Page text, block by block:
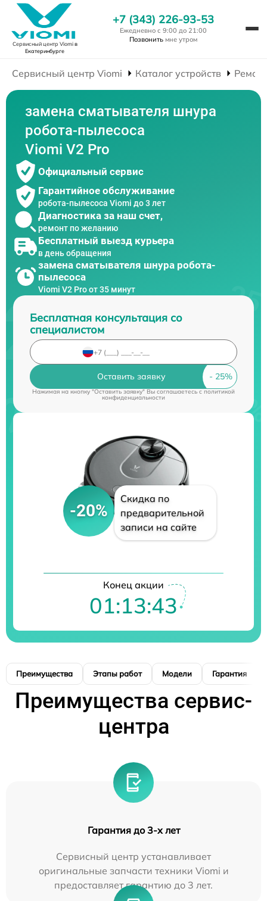
Сервисный центр Viomiв
Екатеринбурге
+7 (343) 226-93-53
Ежедневно с 9:00 до 21:00
Позвонить мне утром
Сервисный центр Viomi Каталог устройств
замена сматывателя шнура
робота-пылесоса
Viomi V2 Pro
Официальный сервис
Гарантийное обслуживание
робота-пылесоса Viomi до 3 лет
Диагностика за наш счет,
ремонт по желанию
Бесплатный выезд курьера
в день обращения
замена сматывателя шнура робота-
пылесоса
Viomi V2 Pro от 35 минут
Бесплатная консультация со
специалистом
Оставить заявку
Нажимая на кнопку "Оставить заявку" Вы соглашаетесь cполитикой
конфиденциальности
-20%
Скидка по
предварительной
записи на сайте
Конец акции
01:13:42
Преимущества Этапы работ Модели Гарантия
Преимущества сервис-
центра
Гарантия до 3-х лет
Сервисный центр устанавливает
оригинальные запчасти техники Viomi и
предоставляет гарантию до 3 лет.